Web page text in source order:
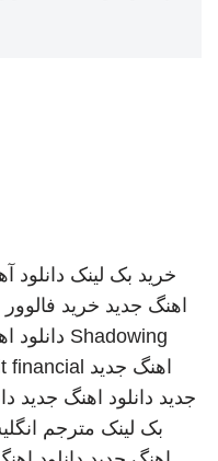
خرید بک لینک دانلود
اهنگ جدید خرید
Shadowing دانلود
اهنگ جدید financial
جدید دانلود اهنگ جدید
بک لینک مترجم